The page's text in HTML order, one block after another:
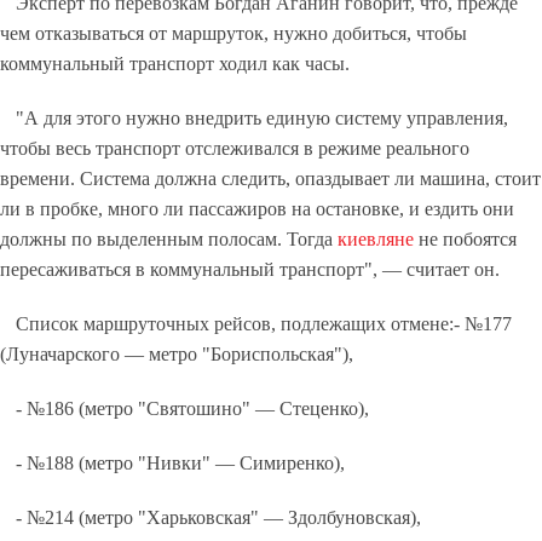
чем отказываться от маршруток, нужно добиться, чтобы
коммунальный транспорт ходил как часы.
"А для этого нужно внедрить единую систему управления,
чтобы весь транспорт отслеживался в режиме реального
времени. Система должна следить, опаздывает ли машина, стоит
ли в пробке, много ли пассажиров на остановке, и ездить они
должны по выделенным полосам. Тогда киевляне не побоятся
пересаживаться в коммунальный транспорт", — считает он.
Список маршруточных рейсов, подлежащих отмене:- №177
(Луначарского — метро "Бориспольская"),
- №186 (метро "Святошино" — Стеценко),
- №188 (метро "Нивки" — Симиренко),
- №214 (метро "Харьковская" — Здолбуновская),